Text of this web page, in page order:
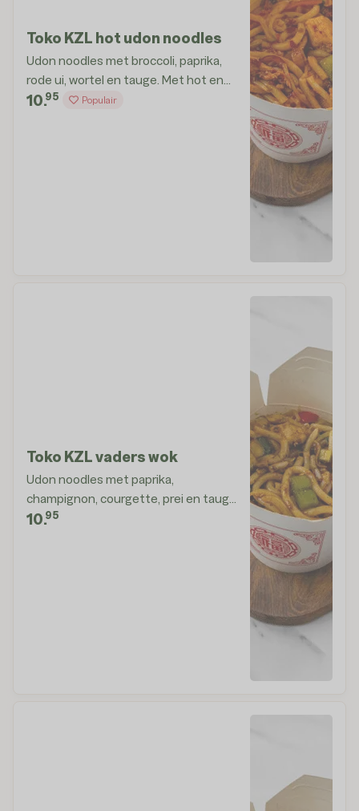
Toko KZL hot udon noodles
Udon noodles met broccoli, paprika,
rode ui, wortel en tauge. Met hot en
spicy saus
10.95 Populair
Toko KZL vaders wok
Udon noodles met paprika,
champignon, courgette, prei en tauge
met als saus ketjap sesam
10.95